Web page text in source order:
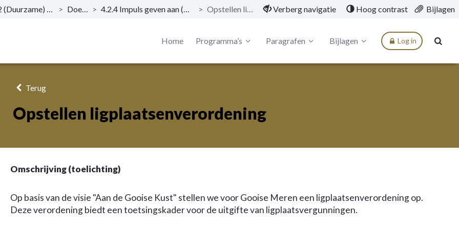
4.2 (Duurzame) economische ontwikkeling > Doelstellingen > 4.2.4 Impuls geven aan (water)recreatie en toerisme aan de kust > Opstellen ligplaatsenverordening Verberg navigatie Hoog contrast Bijlagen
Home Programma’s Paragrafen Bijlagen Log in
Terug
Opstellen ligplaatsenverordening
Omschrijving (toelichting)
Op basis van de visie "Aan de Gooise Kust" stellen we voor Gooise Meren een ligplaatsenverordening op.
Deze verordening biedt een toetsingskader voor de uitgifte van ligplaatsvergunningen.